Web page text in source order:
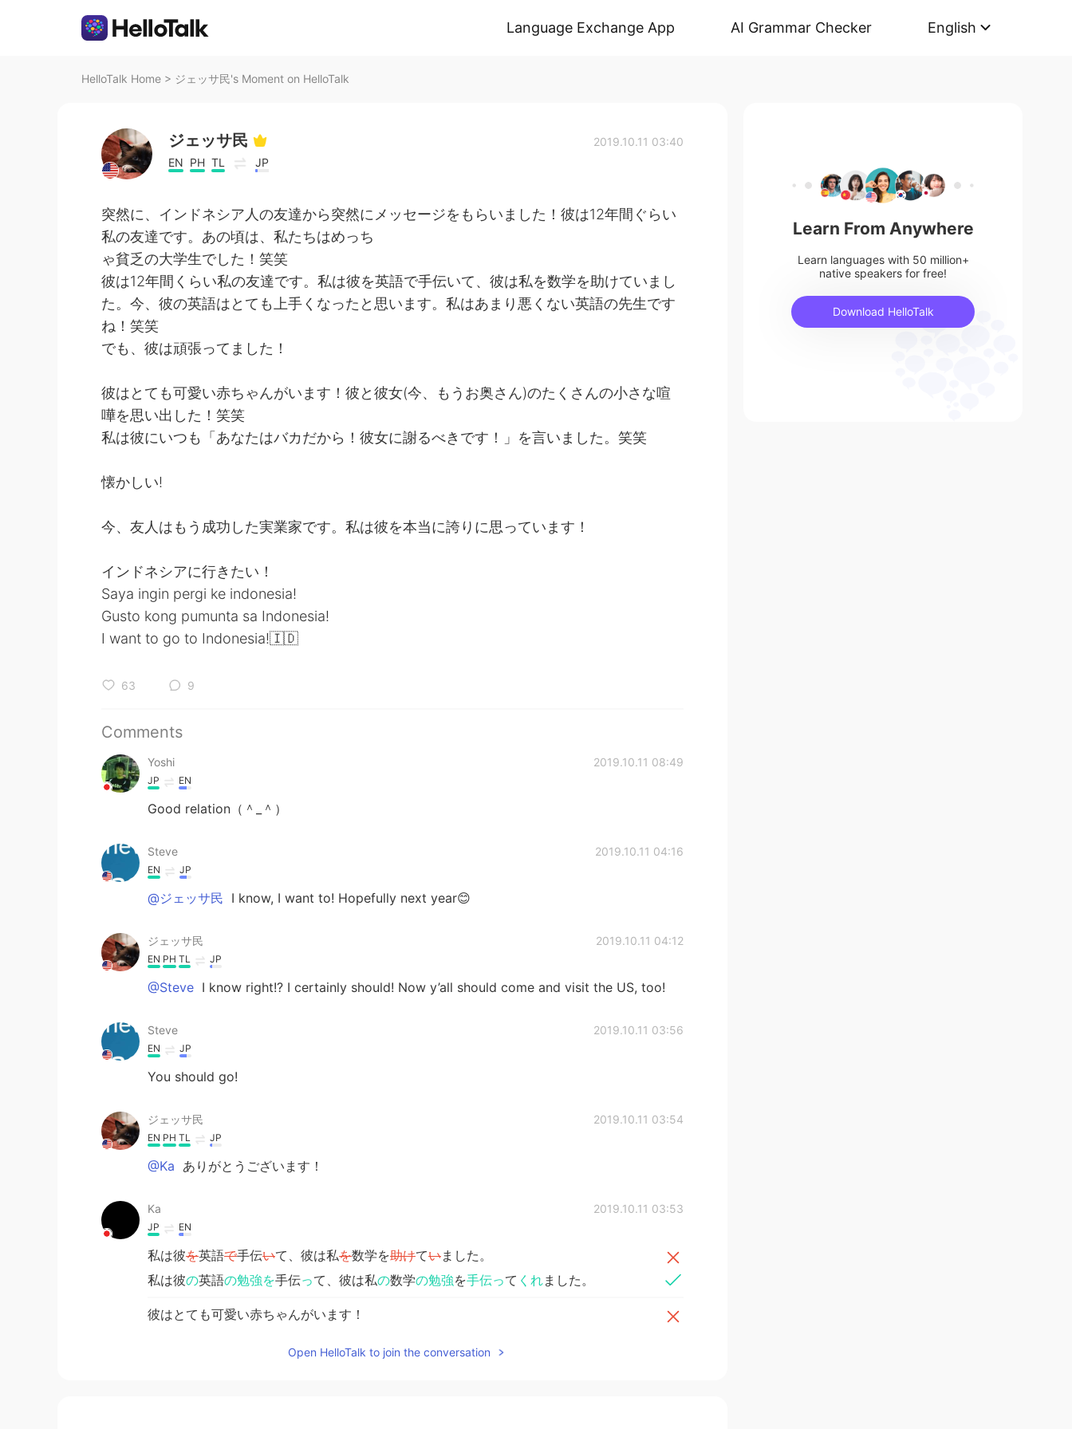
Language Exchange App AI Grammar Checker English
HelloTalk Home > ジェッサ民's Moment on HelloTalk
ジェッサ民
EN PH TL JP
2019.10.11 03:40
突然に、インドネシア人の友達から突然にメッセージをもらいました！彼は12年間ぐらい
私の友達です。あの頃は、私たちはめっち
ゃ貧乏の大学生でした！笑笑
彼は12年間くらい私の友達です。私は彼を英語で手伝いて、彼は私を数学を助けていまし
た。今、彼の英語はとても上手くなったと思います。私はあまり悪くない英語の先生です
ね！笑笑
でも、彼は頑張ってました！
彼はとても可愛い赤ちゃんがいます！彼と彼女(今、もうお奥さん)のたくさんの小さな喧
嘩を思い出した！笑笑
私は彼にいつも「あなたはバカだから！彼女に謝るべきです！」を言いました。笑笑
懐かしい!
今、友人はもう成功した実業家です。私は彼を本当に誇りに思っています！
インドネシアに行きたい！
Saya ingin pergi ke indonesia!
Gusto kong pumunta sa Indonesia!
I want to go to Indonesia!🇮🇩
63 9
Comments
Yoshi 2019.10.11 08:49
JP EN
Good relation（＾_＾）
Steve 2019.10.11 04:16
EN JP
@ジェッサ民 I know, I want to! Hopefully next year😊
ジェッサ民 2019.10.11 04:12
EN PH TL JP
@Steve I know right!? I certainly should! Now y’all should come and visit the US, too!
Steve 2019.10.11 03:56
EN JP
You should go!
ジェッサ民 2019.10.11 03:54
EN PH TL JP
@Ka ありがとうございます！
Ka 2019.10.11 03:53
JP EN
私は彼を英語で手伝いて、彼は私を数学を助けていました。
私は彼の英語の勉強を手伝って、彼は私の数学の勉強を手伝って くれました。
彼はとても可愛い赤ちゃんがいます！
Open HelloTalk to join the conversation
Learn From Anywhere
Learn languages with 50 million+
native speakers for free!
Download HelloTalk